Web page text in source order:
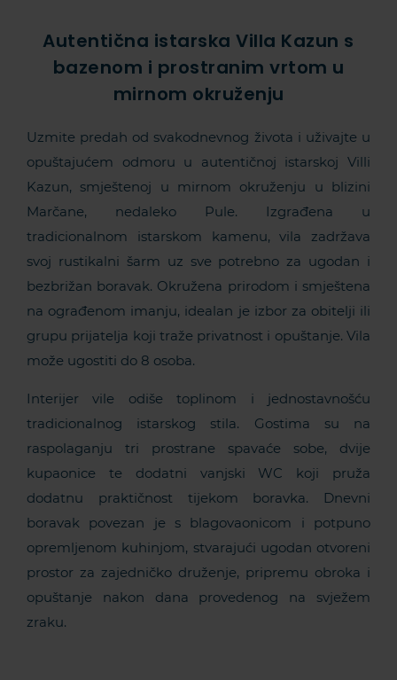
Autentična istarska Villa Kazun s
bazenom i prostranim vrtom u
mirnom okruženju
Uzmite predah od svakodnevnog života i uživajte u
opuštajućem odmoru u autentičnoj istarskoj Villi
Kazun, smještenoj u mirnom okruženju u blizini
Marčane, nedaleko Pule. Izgrađena u
tradicionalnom istarskom kamenu, vila zadržava
svoj rustikalni šarm uz sve potrebno za ugodan i
bezbrižan boravak. Okružena prirodom i smještena
na ograđenom imanju, idealan je izbor za obitelji ili
grupu prijatelja koji traže privatnost i opuštanje. Vila
može ugostiti do 8 osoba.
Interijer vile odiše toplinom i jednostavnošću
tradicionalnog istarskog stila. Gostima su na
raspolaganju tri prostrane spavaće sobe, dvije
kupaonice te dodatni vanjski WC koji pruža
dodatnu praktičnost tijekom boravka. Dnevni
boravak povezan je s blagovaonicom i potpuno
opremljenom kuhinjom, stvarajući ugodan otvoreni
prostor za zajedničko druženje, pripremu obroka i
opuštanje nakon dana provedenog na svježem
zraku.